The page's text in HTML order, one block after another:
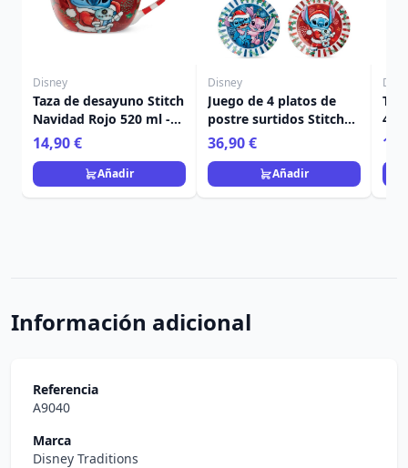
Disney
Taza de desayuno Stitch
Navidad Rojo 520 ml -
Egan Disney Home
14,90 €
Añadir
Disney
Juego de 4 platos de
postre surtidos Stitch
Navidad - Egan Disney
Home
36,90 €
Añadir
Información adicional
Referencia
A9040
Marca
Disney Traditions